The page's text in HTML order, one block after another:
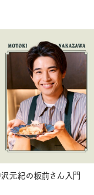
沢元紀の板前さん入門